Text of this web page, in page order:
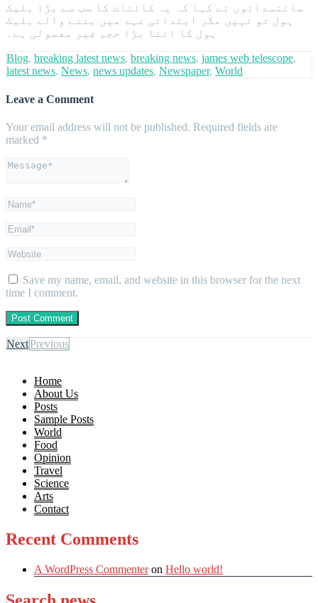
سائنسدانوں نے کہا کہ یہ کائنات کا سب سے بڑا بلیک
ہول تو نہیں مگر ابتدائی عہد میں بننے والے بلیک
ہول کا اتنا بڑا حجم غیر معمولی ہے۔
Blog, breaking latest news, breaking news, james web telescope,
latest news, News, news updates, Newspaper, World
Leave a Comment
Your email address will not be published. Required fields are
marked *
Save my name, email, and website in this browser for the next
time I comment.
NextPrevious
Home
About Us
Posts
Sample Posts
World
Food
Opinion
Travel
Science
Arts
Contact
Recent Comments
A WordPress Commenteron Hello world!